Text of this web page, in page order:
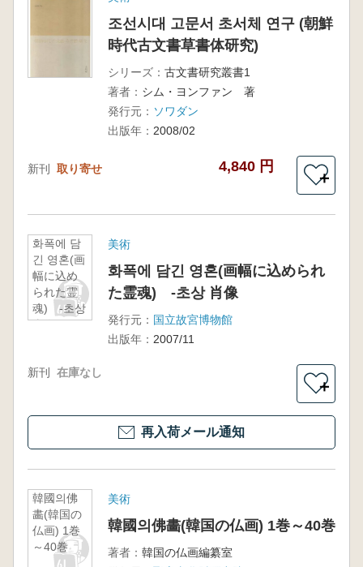
조선시대 고문서 초서체 연구 (朝鮮
時代古文書草書体研究)
シリーズ： 古文書研究叢書1
著者： シム・ヨンファン 著
発行元： ソワダン
出版年： 2008/02
新刊 取り寄せ 4,840 円
＋
화폭에 담
긴 영혼(画
幅に込め
られた霊
魂) -초상
肖像
美術
화폭에 담긴 영혼(画幅に込められ
た霊魂) -초상 肖像
発行元： 国立故宮博物館
出版年： 2007/11
新刊 在庫なし
＋
再入荷メール通知
韓國의佛
畵(韓国の
仏画) 1巻
～40巻
美術
韓國의佛畵(韓国の仏画) 1巻～40巻
著者： 韓国の仏画編纂室